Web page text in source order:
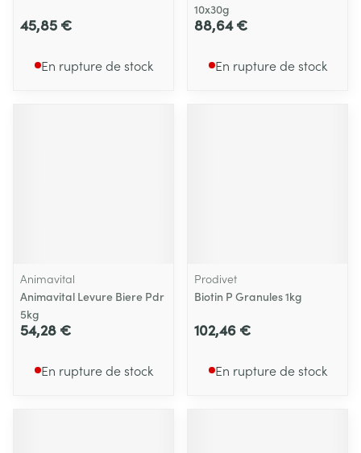
45,85 €
En rupture de stock
10x30g
88,64 €
En rupture de stock
Animavital
Animavital Levure Biere Pdr
5kg
54,28 €
En rupture de stock
Prodivet
Biotin P Granules 1kg
102,46 €
En rupture de stock